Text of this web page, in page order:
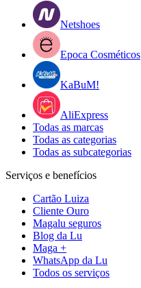
Netshoes
Epoca Cosméticos
KaBuM!
AliExpress
Todas as marcas
Todas as categorias
Todas as subcategorias
Serviços e benefícios
Cartão Luiza
Cliente Ouro
Magalu seguros
Blog da Lu
Maga +
WhatsApp da Lu
Todos os serviços